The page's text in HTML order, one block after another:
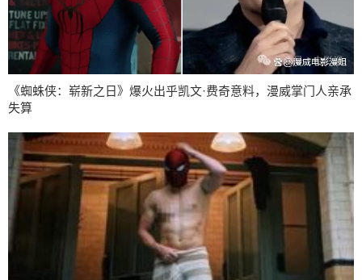
《蜘蛛侠：崭新之日》爆火出乎凯文·费奇意料，漫威掌门人亲承
失算